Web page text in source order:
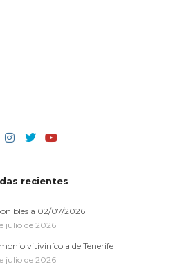
recientes
a 02/07/2026
julio de 2026
vitivinícola de Tenerife
julio de 2026